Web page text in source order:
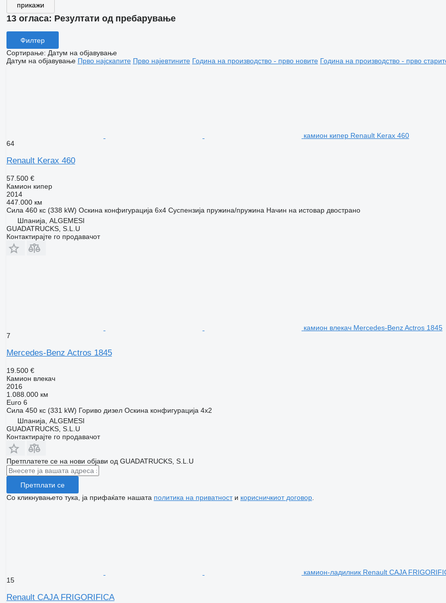
прикажи
13 огласа: Резултати од пребарување
Филтер
Сортирање: Датум на објавување
Датум на објавување Прво најскапите Прво најевтините Година на производство - прво новите Година на производство - прво
камион кипер Renault Kerax 460
64
Renault Kerax 460
57.500 €
Камион кипер
2014
447.000 км
Сила 460 кс (338 kW) Оскина конфигурација 6x4 Суспензија пружина/пружина Начин на истовар двострано
Шпанија, ALGEMESI
GUADATRUCKS, S.L.U
Контактирајте го продавачот
камион влекач Mercedes-Benz Actros 1845
7
Mercedes-Benz Actros 1845
19.500 €
Камион влекач
2016
1.088.000 км
Euro 6
Сила 450 кс (331 kW) Гориво дизел Оскина конфигурација 4x2
Шпанија, ALGEMESI
GUADATRUCKS, S.L.U
Контактирајте го продавачот
Претплатете се на нови објави од GUADATRUCKS, S.L.U
Претплати се
Со кликнувањето тука, ја прифаќате нашата политика на приватности корисничкиот договор.
камион-ладилник Renault CAJA
15
Renault CAJA FRIGORIFICA